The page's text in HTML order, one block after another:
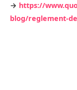
→ https://
blog/reglement-